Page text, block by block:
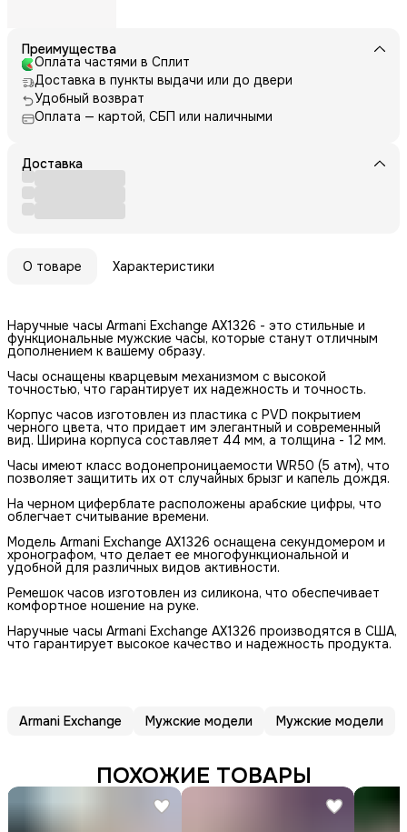
Преимущества
Оплата частями в Сплит
Доставка в пункты выдачи или до двери
Удобный возврат
Оплата — картой, СБП или наличными
Доставка
О товаре Характеристики
Наручные часы Armani Exchange AX1326 - это стильные и
функциональные мужские часы, которые станут отличным
дополнением к вашему образу.
Часы оснащены кварцевым механизмом с высокой
точностью, что гарантирует их надежность и точность.
Корпус часов изготовлен из пластика с PVD покрытием
черного цвета, что придает им элегантный и современный
вид. Ширина корпуса составляет 44 мм, а толщина - 12 мм.
Часы имеют класс водонепроницаемости WR50 (5 атм), что
позволяет защитить их от случайных брызг и капель дождя.
На черном циферблате расположены арабские цифры, что
облегчает считывание времени.
Модель Armani Exchange AX1326 оснащена секундомером и
хронографом, что делает ее многофункциональной и
удобной для различных видов активности.
Ремешок часов изготовлен из силикона, что обеспечивает
комфортное ношение на руке.
Наручные часы Armani Exchange AX1326 производятся в США,
что гарантирует высокое качество и надежность продукта.
Armani Exchange Мужские модели Мужские модели
ПОХОЖИЕ ТОВАРЫ